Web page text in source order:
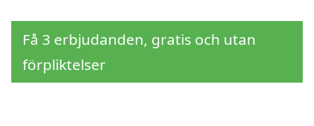
Få 3 erbjudanden, gratis och utan
förpliktelser